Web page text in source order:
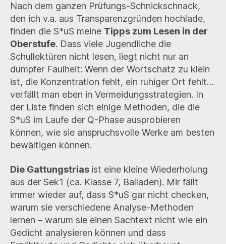
Nach dem ganzen Prüfungs-Schnickschnack,
den ich v.a. aus Transparenzgründen hochlade,
finden die S*uS meine Tipps zum Lesen in der
Oberstufe. Dass viele Jugendliche die
Schullektüren nicht lesen, liegt nicht nur an
dumpfer Faulheit: Wenn der Wortschatz zu klein
ist, die Konzentration fehlt, ein ruhiger Ort fehlt…
verfällt man eben in Vermeidungsstrategien. In
der Liste finden sich einige Methoden, die die
S*uS im Laufe der Q-Phase ausprobieren
können, wie sie anspruchsvolle Werke am besten
bewältigen können.
Die Gattungstrias ist eine kleine Wiederholung
aus der Sek1 (ca. Klasse 7, Balladen). Mir fällt
immer wieder auf, dass S*uS gar nicht checken,
warum sie verschiedene Analyse-Methoden
lernen – warum sie einen Sachtext nicht wie ein
Gedicht analysieren können und dass